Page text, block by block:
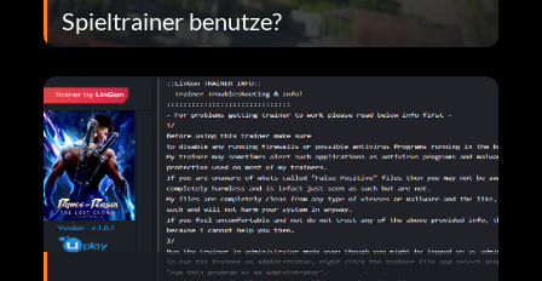
Spieltrainer benutze?